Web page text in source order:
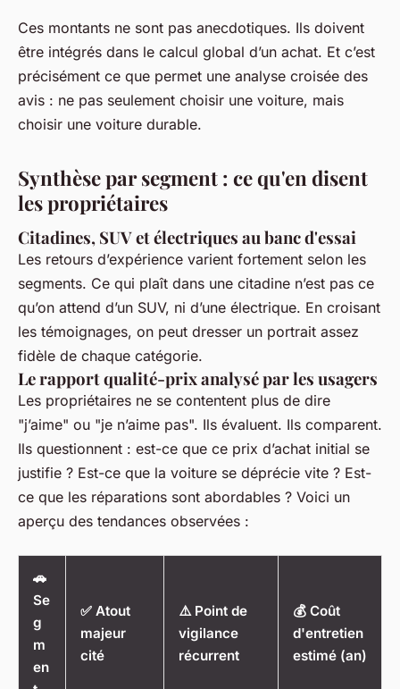
Ces montants ne sont pas anecdotiques. Ils doivent
être intégrés dans le calcul global d’un achat. Et c’est
précisément ce que permet une analyse croisée des
avis : ne pas seulement choisir une voiture, mais
choisir une voiture durable.
Synthèse par segment : ce qu'en disent
les propriétaires
Citadines, SUV et électriques au banc d'essai
Les retours d’expérience varient fortement selon les
segments. Ce qui plaît dans une citadine n’est pas ce
qu’on attend d’un SUV, ni d’une électrique. En croisant
les témoignages, on peut dresser un portrait assez
fidèle de chaque catégorie.
Le rapport qualité-prix analysé par les usagers
Les propriétaires ne se contentent plus de dire
"j’aime" ou "je n’aime pas". Ils évaluent. Ils comparent.
Ils questionnent : est-ce que ce prix d’achat initial se
justifie ? Est-ce que la voiture se déprécie vite ? Est-
ce que les réparations sont abordables ? Voici un
aperçu des tendances observées :
🚗
Se
g
m
en
✅ Atout
majeur
cité
⚠️ Point de
vigilance
récurrent
💰 Coût
d'entretien
estimé (an)